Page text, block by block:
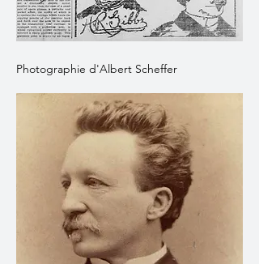
Photographie d'Albert Scheffer